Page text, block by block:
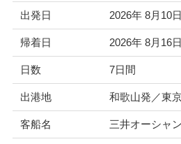
出発日 2026年 8月10
帰着日 2026年 8月16
日数 7日間
出港地 和歌山発／東
客船名 三井オーシャ